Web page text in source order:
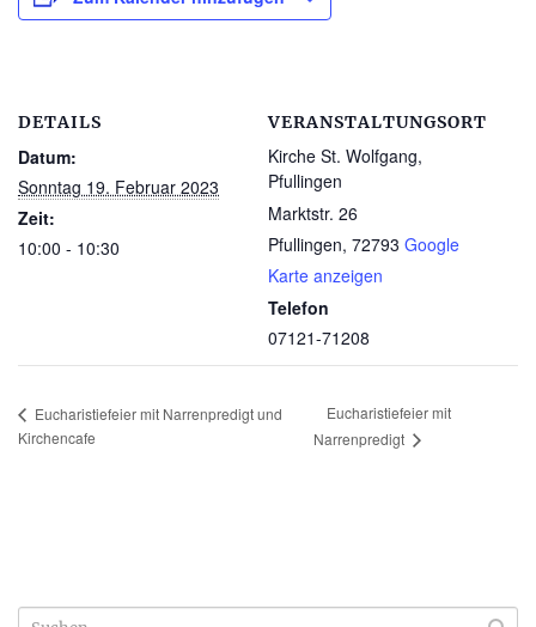
DETAILS
Datum:
Sonntag 19. Februar 2023
Zeit:
10:00 - 10:30
VERANSTALTUNGSORT
Kirche St. Wolfgang,
Pfullingen
Marktstr. 26
Pfullingen, 72793 Google
Karte anzeigen
Telefon
07121-71208
Eucharistiefeier mit Narrenpredigt und
Kirchencafe
Eucharistiefeier mit
Narrenpredigt